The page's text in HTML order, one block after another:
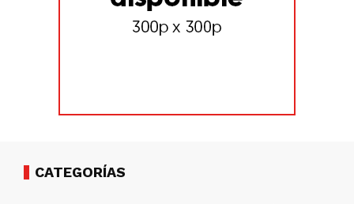
CATEGORÍAS